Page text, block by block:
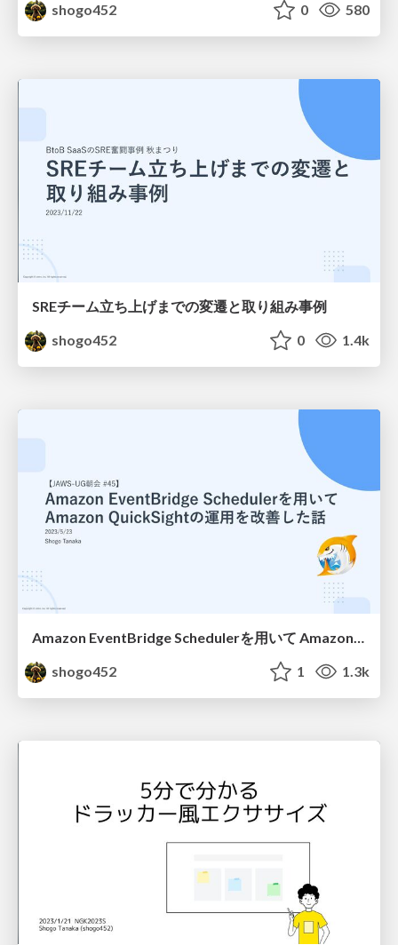
shogo452
0 580
SREチーム立ち上げまでの変遷と取り組み事例
shogo452
0 1.4k
Amazon EventBridge Schedulerを用いて Amazon QuickSightの運用を改善した話
shogo452
1 1.3k